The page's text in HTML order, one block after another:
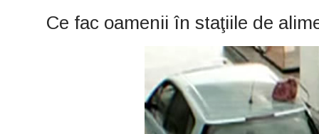
Mulţi
Salvat
Ce fac oamenii în staţiile de